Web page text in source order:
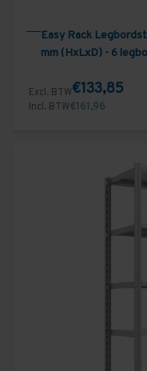
Easy Rack
mm (HxLxD) - 6
Excl. BTW€133,85
Incl. BTW€161,96